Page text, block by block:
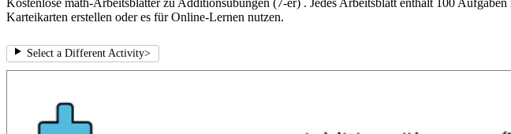
Kostenlose math-Arbeitsblätter zu Additionsübungen (7-er) . Jedes Arbeitsblatt enthält 100
Karteikarten erstellen oder es für Online-Lernen nutzen.
Select a Different Activity>